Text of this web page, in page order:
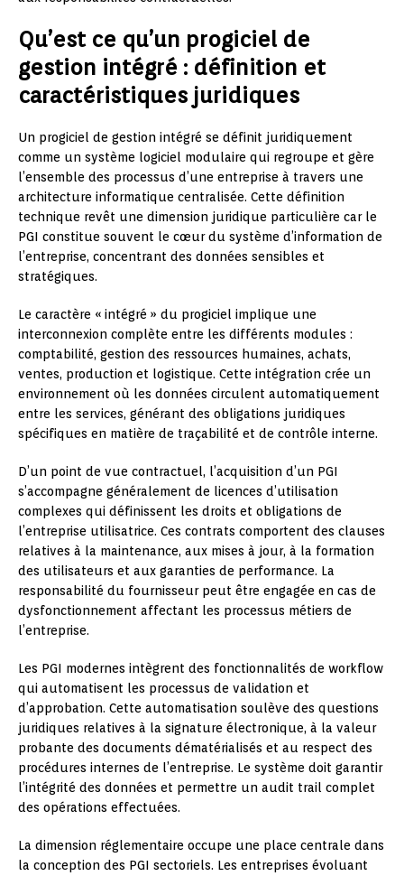
Qu’est ce qu’un progiciel de
gestion intégré : définition et
caractéristiques juridiques
Un progiciel de gestion intégré se définit juridiquement
comme un système logiciel modulaire qui regroupe et gère
l’ensemble des processus d’une entreprise à travers une
architecture informatique centralisée. Cette définition
technique revêt une dimension juridique particulière car le
PGI constitue souvent le cœur du système d’information de
l’entreprise, concentrant des données sensibles et
stratégiques.
Le caractère « intégré » du progiciel implique une
interconnexion complète entre les différents modules :
comptabilité, gestion des ressources humaines, achats,
ventes, production et logistique. Cette intégration crée un
environnement où les données circulent automatiquement
entre les services, générant des obligations juridiques
spécifiques en matière de traçabilité et de contrôle interne.
D’un point de vue contractuel, l’acquisition d’un PGI
s’accompagne généralement de licences d’utilisation
complexes qui définissent les droits et obligations de
l’entreprise utilisatrice. Ces contrats comportent des clauses
relatives à la maintenance, aux mises à jour, à la formation
des utilisateurs et aux garanties de performance. La
responsabilité du fournisseur peut être engagée en cas de
dysfonctionnement affectant les processus métiers de
l’entreprise.
Les PGI modernes intègrent des fonctionnalités de workflow
qui automatisent les processus de validation et
d’approbation. Cette automatisation soulève des questions
juridiques relatives à la signature électronique, à la valeur
probante des documents dématérialisés et au respect des
procédures internes de l’entreprise. Le système doit garantir
l’intégrité des données et permettre un audit trail complet
des opérations effectuées.
La dimension réglementaire occupe une place centrale dans
la conception des PGI sectoriels. Les entreprises évoluant